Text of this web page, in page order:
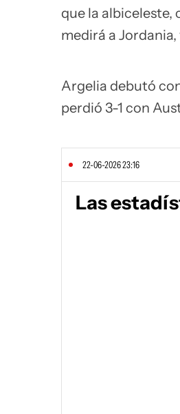
que la albiceleste,
medirá a
Argelia debutó
perdió 3-1 con
22-06-2026 23:16
Las